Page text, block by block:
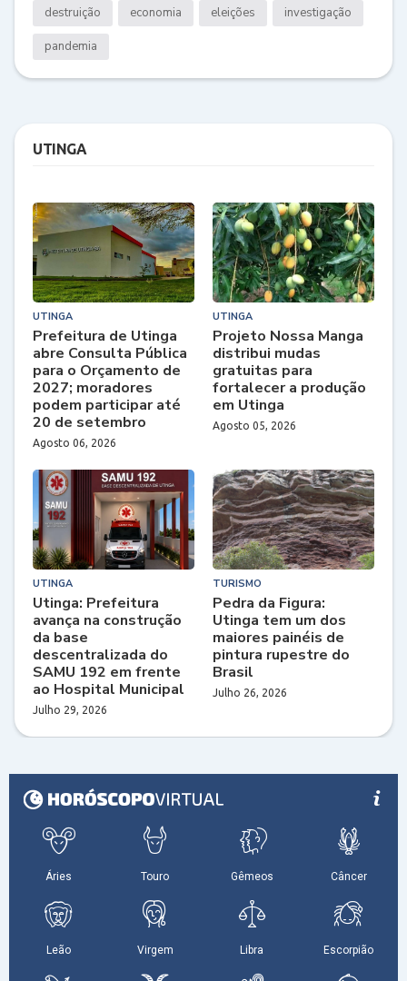
destruição economia eleições investigação
pandemia
UTINGA
UTINGA
Prefeitura de Utinga
abre Consulta Pública
para o Orçamento de
2027; moradores
podem participar até
20 de setembro
Agosto 06, 2026
UTINGA
Projeto Nossa Manga
distribui mudas
gratuitas para
fortalecer a produção
em Utinga
Agosto 05, 2026
UTINGA
Utinga: Prefeitura
avança na construção
da base
descentralizada do
SAMU 192 em frente
ao Hospital Municipal
Julho 29, 2026
TURISMO
Pedra da Figura:
Utinga tem um dos
maiores painéis de
pintura rupestre do
Brasil
Julho 26, 2026